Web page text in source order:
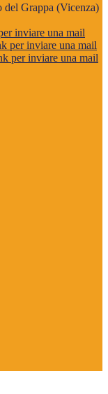
del Grappa (Vicenza)
inviare una mail
per inviare una mail
per inviare una mail